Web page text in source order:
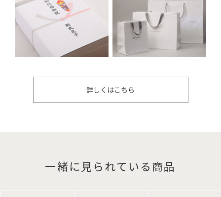
詳しくはこちら
一緒に見られている商品